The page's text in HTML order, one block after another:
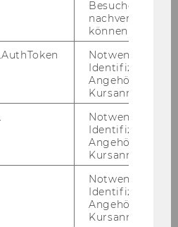
2011 1000 0731 0498
/ Internationale
zur Erforschung
Besuchers
nachverfolgen
können.
Notwendig zur
Identifizierung
Angehörige/r für
Kursanmeldung.
Notwendig zur
Identifizierung
Angehörige/r für
Kursanmeldung.
Notwendig zur
Identifizierung
Angehörige/r für
Kursanmeldung.